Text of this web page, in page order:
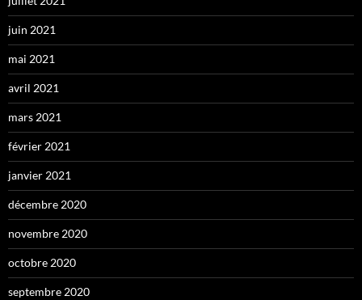
juin 2021
mai 2021
avril 2021
mars 2021
février 2021
janvier 2021
décembre 2020
novembre 2020
octobre 2020
septembre 2020